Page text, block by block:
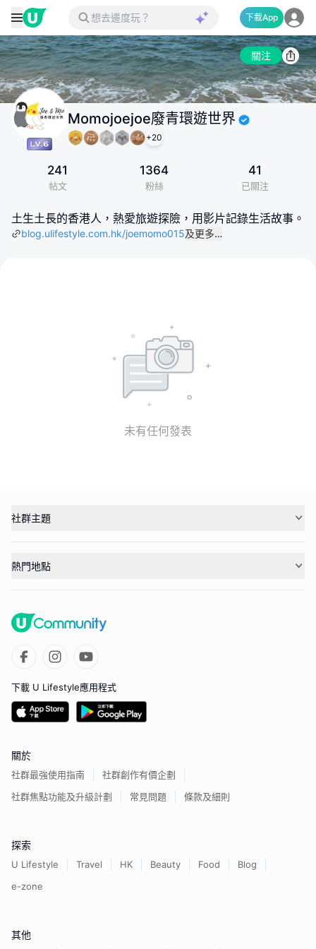
下載App
關注
Momojoejoe廢青環遊世界
+20
241
帖文
1364
粉絲
41
已關注
土生土長的香港人，熱愛旅遊探險，用影片記錄生活故事。
blog.ulifestyle.com.hk/joemomo015及更多…
未有任何發表
社群主題
熱門地點
下載 U Lifestyle應用程式
關於
社群最強使用指南
社群創作有價企劃
社群焦點功能及升級計劃
常見問題 條款及細則
探索
U Lifestyle Travel HK Beauty Food
Blog
e-zone
其他